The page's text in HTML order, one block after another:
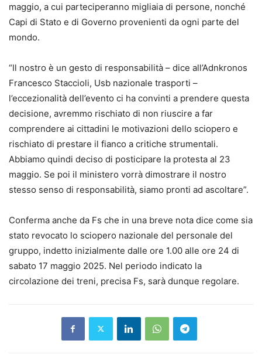
maggio, a cui parteciperanno migliaia di persone, nonché
Capi di Stato e di Governo provenienti da ogni parte del
mondo.
“Il nostro è un gesto di responsabilità – dice all’Adnkronos
Francesco Staccioli, Usb nazionale trasporti –
l’eccezionalità dell’evento ci ha convinti a prendere questa
decisione, avremmo rischiato di non riuscire a far
comprendere ai cittadini le motivazioni dello sciopero e
rischiato di prestare il fianco a critiche strumentali.
Abbiamo quindi deciso di posticipare la protesta al 23
maggio. Se poi il ministero vorrà dimostrare il nostro
stesso senso di responsabilità, siamo pronti ad ascoltare”.
Conferma anche da Fs che in una breve nota dice come sia
stato revocato lo sciopero nazionale del personale del
gruppo, indetto inizialmente dalle ore 1.00 alle ore 24 di
sabato 17 maggio 2025. Nel periodo indicato la
circolazione dei treni, precisa Fs, sarà dunque regolare.